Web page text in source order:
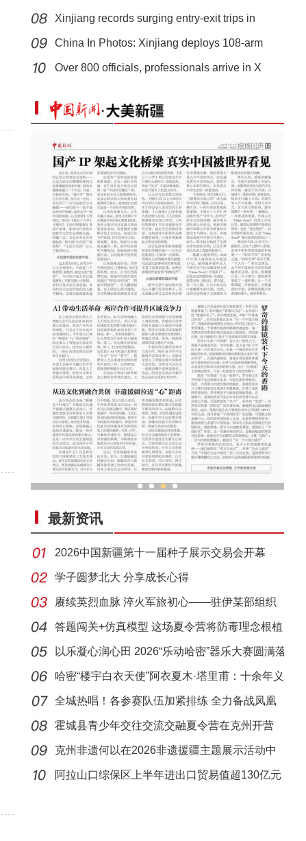
Xinjiang records surging entry-exit trips in
China In Photos: Xinjiang deploys 108-arm
Over 800 officials, professionals arrive in X
最新资讯
2026中国新疆第十一届种子展示交易会开幕
学子圆梦北大 分享成长心得
赓续英烈血脉 淬火军旅初心——驻伊某部组织
新兵开
答题闯关+仿真模型 这场夏令营将防毒理念根植
少年
以乐凝心润心田 2026“乐动哈密”器乐大赛圆满落
幕
哈密“楼宇白衣天使”阿衣夏木·塔里甫：十余年义
全城热唱！各参赛队伍加紧排练 全力备战凤凰
台歌超
霍城县青少年交往交流交融夏令营在克州开营
克州非遗何以在2026非遗援疆主题展示活动中
圈粉无
阿拉山口综保区上半年进出口贸易值超130亿元